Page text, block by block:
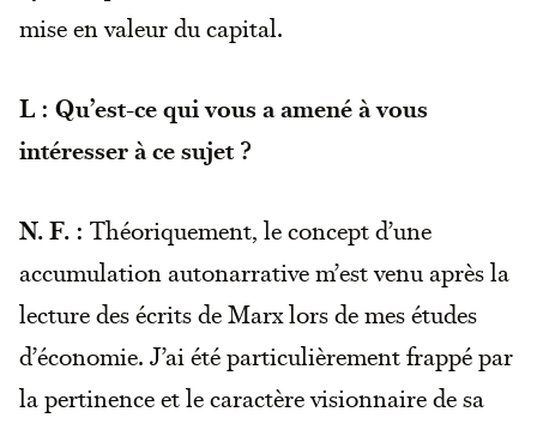
mise en valeur du capital.
L : Qu’est-ce qui vous a amené à vous
intéresser à ce sujet ?
N. F. : Théoriquement, le concept d’une
accumulation autonarrative m’est venu après la
lecture des écrits de Marx lors de mes études
d’économie. J’ai été particulièrement frappé par
la pertinence et le caractère visionnaire de sa